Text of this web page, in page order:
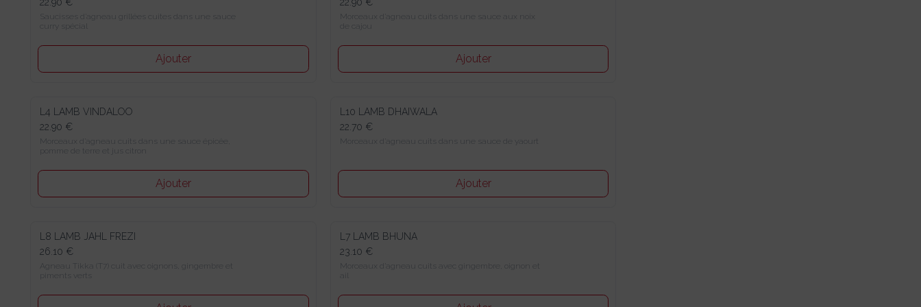
Saucisses d’agneau grillées cuites dans une sauce curry spécial
Ajouter
Morceaux d’agneau cuits dans une sauce aux noix de cajou
Ajouter
L4 LAMB VINDALOO
22.90 €
Morceaux d’agneau cuits dans une sauce épicée, pomme de
terre et jus citron
Ajouter
L10 LAMB DHAIWALA
22.70 €
Morceaux d’agneau cuits dans une sauce de yaourt
Ajouter
L8 LAMB JAHL FREZI
26.10 €
Agneau Tikka (T7) cuit avec oignons, gingembre et piments
verts
L7 LAMB BHUNA
23.10 €
Morceaux d’agneau cuits avec gingembre, oignon et ail